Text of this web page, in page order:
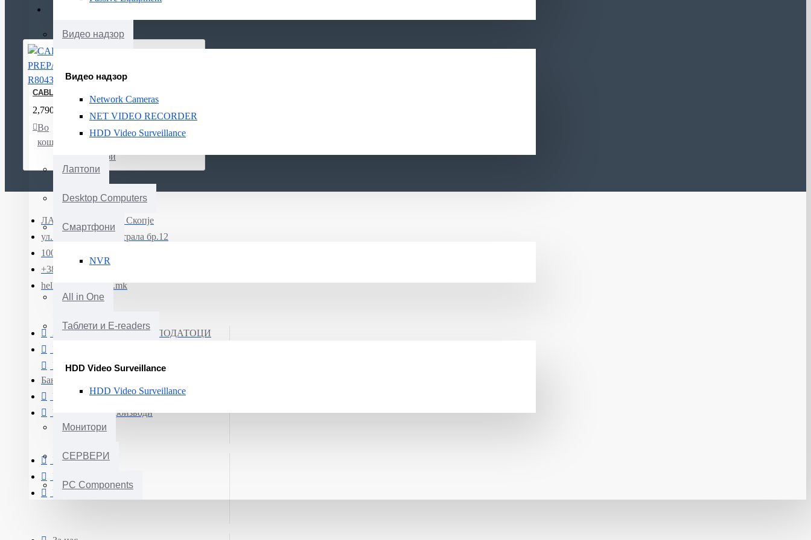
Видео надзор
Видео надзор
Network Cameras
NET VIDEO RECORDER
HDD Video Surveillance
Лаптопи
Desktop Computers
Смартфони
NVR
All in One
Таблети и E-readers
HDD Video Surveillance
HDD Video Surveillance
Монитори
СЕРВЕРИ
PC Components
CABLE ACC TOOL PREPARATION/CAT6A R804325 R&M
2,790ден.
Во
кошничка
Листа
желби
Спореди
ЛАПТОП МК ДОО Скопје
ул. Јадранска магистрала бр.12
1000 Скопје, Северна Македонија
+389 (0)71 331 190
hello@smartphone.mk
ЗАШТИТА НА ЛИЧНИ ПОДАТОЦИ
Информации за испорака
Плаќање преку Електронско
Банкарство
Услови и правила за купување
Гаранција на производи
Мој профил
Нарачки
Е-Билтен